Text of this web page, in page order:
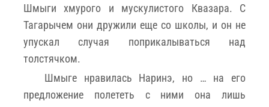
Шмыги хмурого и мускулистого Квазара. С
Тагарычем они дружили еще со школы, и он не
упускал случая поприкалываться над
толстячком.
Шмыге нравилась Наринэ, но … на его
предложение полететь с ними она лишь